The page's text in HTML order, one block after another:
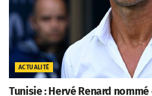
ACTUALITÉ
Tunisie : Hervé Renard